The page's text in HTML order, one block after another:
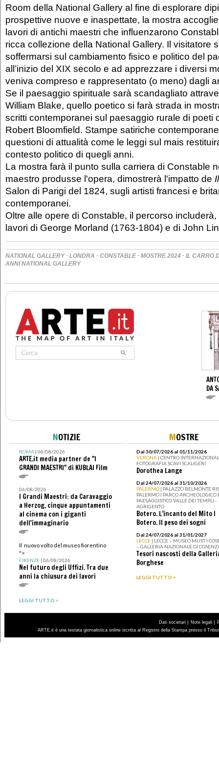
Room della National Gallery al fine di esplorare
prospettive nuove e inaspettate, la mostra
lavori di antichi maestri che influenzarono
ricca collezione della National Gallery. Il visitatore
soffermarsi sul cambiamento fisico e politico del
all’inizio del XIX secolo e ad apprezzare i diversi
veniva compreso e rappresentato (o meno) dagli
Se il paesaggio spirituale sarà scandagliato
William Blake, quello poetico si farà strada in
scritti contemporanei sul paesaggio rurale di poeti
Robert Bloomfield. Stampe satiriche
questioni di attualità come le leggi sul mais
contesto politico di quegli anni.
La mostra farà il punto sulla carriera di Constable
maestro produsse l'opera, dimostrerà l'impatto de
Salon di Parigi del 1824, sugli artisti francesi e
contemporanei.
Oltre alle opere di Constable, il percorso
lavori di George Morland (1763-1804) e di John
NATIONAL GALLERY· LONDRA · CONSTABLE · MOSTRE 2024 · IL CARRO
ANNI NATIONAL GALLERY
DA
NOTIZIE
ROMA| 06/08/2026
ARTE.it media partner de "I
GRANDI MAESTRI" di KUBLAI Film
06/08/2026
I Grandi Maestri: da Caravaggio
a Herzog, cinque appuntamenti
al cinema con i giganti
dell'immaginario
Il nuovo volto del museo fiorentino
">
FIRENZE| 06/08/2026
Nel futuro degli Uffizi. Tra due
anni la chiusura dei lavori
LEGGI TUTTO >
MOSTRE
Dal 30/07/2026 al 01/11/2026
VERONA | CENTRO
FOTOGRAFIA SCAVI SCALIGERI
Dorothea Lange
Dal 24/07/2026 al 31/10/2026
PALERMO | PALAZZO BELMONTE
PALERMO I PARCO ARCHEOLOGICO
PAESAGGISTICO VALLE DEI TEMPLI -
AGRIGENTO
Botero. L’incanto del Mito I
Botero. Il peso dei sogni
Dal 24/07/2026 al 31/01/2027
LECCE | LECCE – MUSEO MUST I
– GALLERIA NAZIONALE DI
Tesori nascosti della
Borghese
LEGGI TUTTO >
Dati societari | Note legali |
ARTE.it è una testata giornalistica online iscritta al Registro della Stampa presso il